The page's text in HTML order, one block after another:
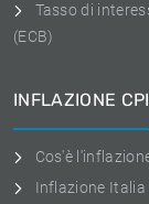
Tasso di
(ECB)
INFLAZIONE CPI
Cos'è
Inflazione Italia